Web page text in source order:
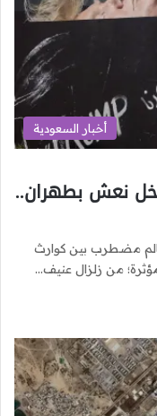
أخبار السعودية
داخل نعش بطهران..
مضطرب بين كوارث
من زلزال عنيف…